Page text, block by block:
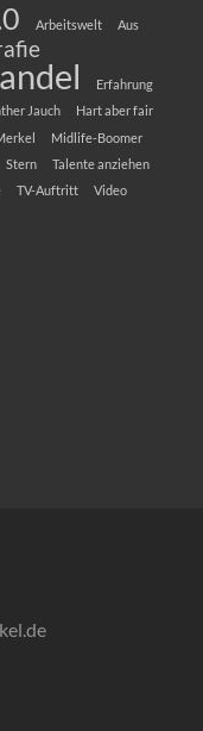
Arbeitswelt
Aus
Erfahrung
Jauch
Hart aber fair
Midlife-Boomer
Stern
Talente anziehen
TV-Auftritt
Video